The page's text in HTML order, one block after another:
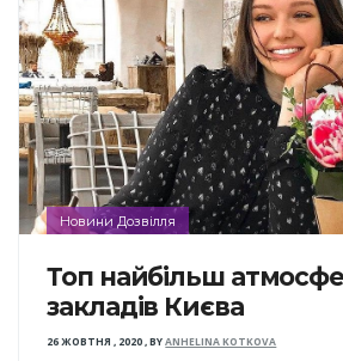
Новини Дозвілля
Топ найбільш
закладів Києва
26 ЖОВТНЯ , 2020,BYANHELINA KOTKOVA